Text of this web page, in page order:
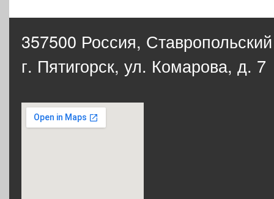
357500 Россия,
г. Пятигорск, ул. Комарова, д. 7